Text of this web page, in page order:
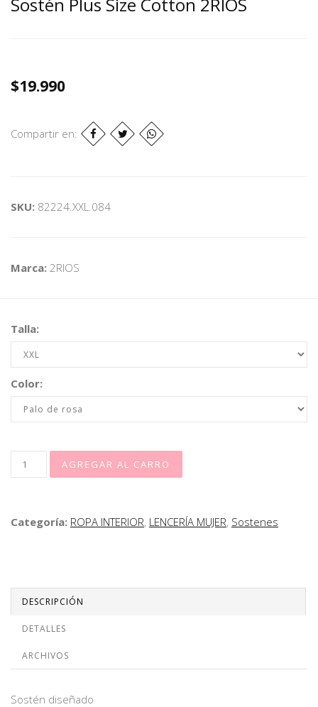
$19.990
Compartir en:
SKU: 82224.XXL.084
Marca: 2RIOS
Talla:
Color:
Categoría: ROPA INTERIOR, LENCERÍA MUJER, Sostenes
DESCRIPCIÓN
DETALLES
ARCHIVOS
Sostén diseñado